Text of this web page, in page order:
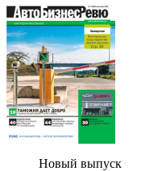
Новый выпуск